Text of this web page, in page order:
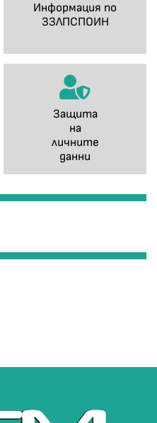
Информация по
ЗЗЛПСПОИН
Защита
на
личните
данни